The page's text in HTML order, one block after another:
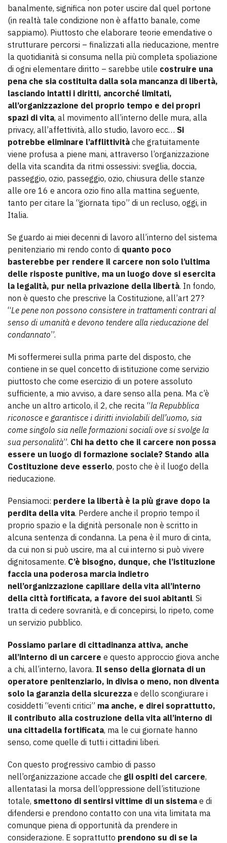
banalmente, significa non poter uscire dal quel portone
(in realtà tale condizione non è affatto banale, come
sappiamo). Piuttosto che elaborare teorie emendative o
strutturare percorsi – finalizzati alla rieducazione, mentre
la quotidianità si consuma nella più completa spoliazione
di ogni elementare diritto – sarebbe utile costruire una
pena che sia costituita dalla sola mancanza di libertà,
lasciando intatti i diritti, ancorché limitati,
all’organizzazione del proprio tempo e dei propri
spazi di vita, al movimento all’interno delle mura, alla
privacy, all’affettività, allo studio, lavoro ecc… Si
potrebbe eliminare l’afflittività che gratuitamente
viene profusa a piene mani, attraverso l’organizzazione
della vita scandita da ritmi ossessivi: sveglia, doccia,
passeggio, ozio, passeggio, ozio, chiusura delle stanze
alle ore 16 e ancora ozio fino alla mattina seguente,
tanto per citare la “giornata tipo” di un recluso, oggi, in
Italia.
Se guardo ai miei decenni di lavoro all’interno del sistema
penitenziario mi rendo conto di quanto poco
basterebbe per rendere il carcere non solo l’ultima
delle risposte punitive, ma un luogo dove si esercita
la legalità, pur nella privazione della libertà. In fondo,
non è questo che prescrive la Costituzione, all’art 27?
“Le pene non possono consistere in trattamenti contrari al
senso di umanità e devono tendere alla rieducazione del
condannato”.
Mi soffermerei sulla prima parte del disposto, che
contiene in se quel concetto di istituzione come servizio
piuttosto che come esercizio di un potere assoluto
sufficiente, a mio avviso, a dare senso alla pena. Ma c’è
anche un altro articolo, il 2, che recita “la Repubblica
riconosce e garantisce i diritti inviolabili dell’uomo, sia
come singolo sia nelle formazioni sociali ove si svolge la
sua personalità”. Chi ha detto che il carcere non possa
essere un luogo di formazione sociale? Stando alla
Costituzione deve esserlo, posto che è il luogo della
rieducazione.
Pensiamoci: perdere la libertà è la più grave dopo la
perdita della vita. Perdere anche il proprio tempo il
proprio spazio e la dignità personale non è scritto in
alcuna sentenza di condanna. La pena è il muro di cinta,
da cui non si può uscire, ma al cui interno si può vivere
dignitosamente. C’è bisogno, dunque, che l’istituzione
faccia una poderosa marcia indietro
nell’organizzazione capillare della vita all’interno
della città fortificata, a favore dei suoi abitanti. Si
tratta di cedere sovranità, e di concepirsi, lo ripeto, come
un servizio pubblico.
Possiamo parlare di cittadinanza attiva, anche
all’interno di un carcere e questo approccio giova anche
a chi, all’interno, lavora. Il senso della giornata di un
operatore penitenziario, in divisa o meno, non diventa
solo la garanzia della sicurezza e dello scongiurare i
cosiddetti “eventi critici” ma anche, e direi soprattutto,
il contributo alla costruzione della vita all’interno di
una cittadella fortificata, ma le cui giornate hanno
senso, come quelle di tutti i cittadini liberi.
Con questo progressivo cambio di passo
nell’organizzazione accade che gli ospiti del carcere,
allentatasi la morsa dell’oppressione dell’istituzione
totale, smettono di sentirsi vittime di un sistema e di
difendersi e prendono contatto con una vita limitata ma
comunque piena di opportunità da prendere in
considerazione. E soprattutto prendono su di se la